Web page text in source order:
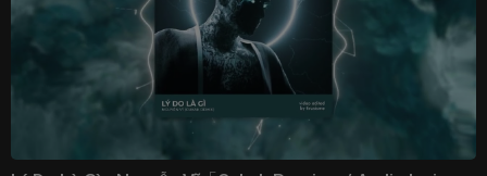
I go show you loving, I go take you to my city, city
Loneliness Dey make I look pity
You want make I sing Joromi before you go see me (Simi)
Fine girl, you know your body badder
Same body but come make you shake it for Ghana
Kia kia dance for me baby pana